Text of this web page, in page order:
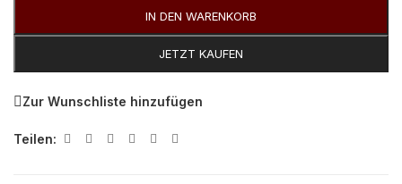
IN DEN WARENKORB
JETZT KAUFEN
Zur Wunschliste hinzufügen
Teilen: